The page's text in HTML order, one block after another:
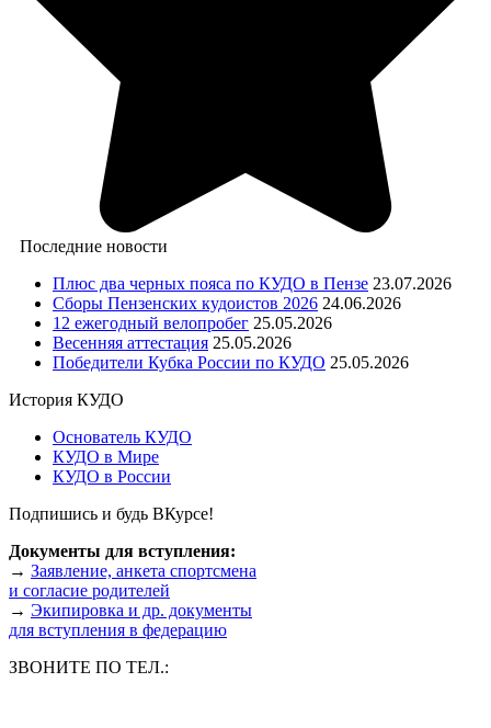
Последние новости
Плюс два черных пояса по КУДО в Пензе 23.07.2026
Сборы Пензенских кудоистов 2026 24.06.2026
12 ежегодный велопробег 25.05.2026
Весенняя аттестация 25.05.2026
Победители Кубка России по КУДО 25.05.2026
История КУДО
Основатель КУДО
КУДО в Мире
КУДО в России
Подпишись и будь ВКурсе!
Документы для вступления:
→ Заявление, анкета спортсмена
и согласие родителей
→ Экипировка и др. документы
для вступления в федерацию
ЗВОНИТЕ ПО ТЕЛ.: